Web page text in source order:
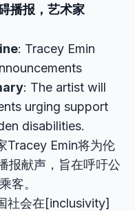
播报，艺术家
: Tracey Emin
: The artist will
urging support
disabilities.
Tracey Emin将为伦
报献声，旨在呼吁公
客。
社会在[inclusivity]